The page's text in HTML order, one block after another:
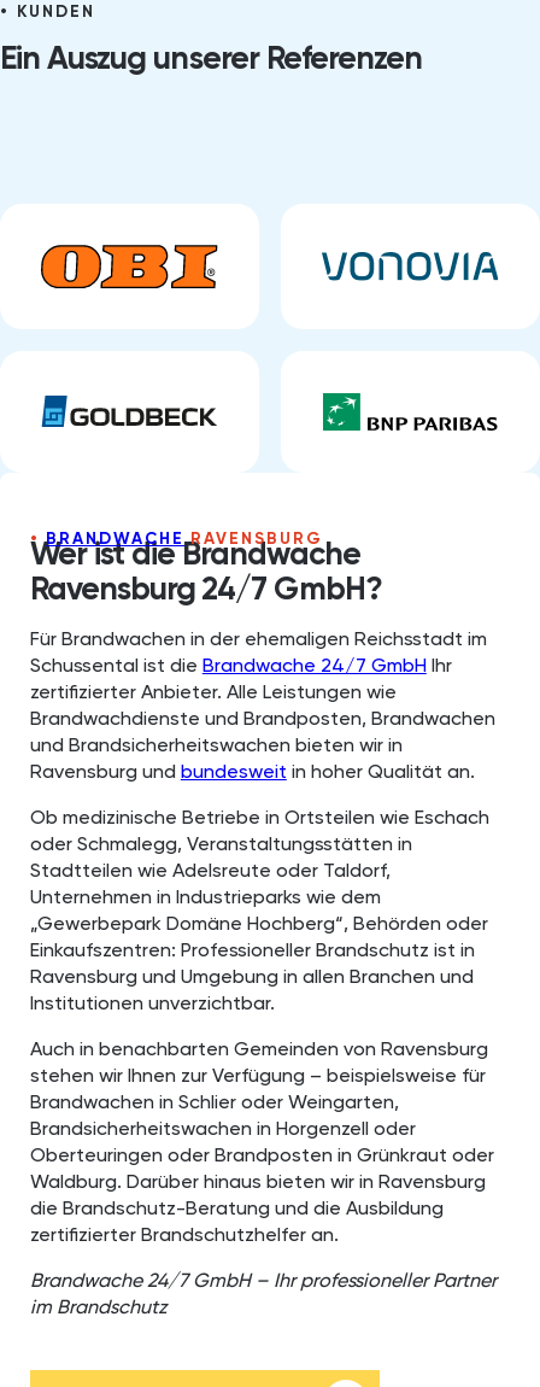
KUNDEN
Ein Auszug unserer Referenzen
BRANDWACHERAVENSBURG⁠
Wer ist die Brandwache
Ravensburg⁠ 24/7 GmbH?
Für Brandwachen in der ehemaligen Reichsstadt im
Schussental ist die Brandwache 24/7 GmbHIhr
zertifizierter Anbieter. Alle Leistungen wie
Brandwachdienste und Brandposten, Brandwachen
und Brandsicherheitswachen bieten wir in
Ravensburg⁠ und bundesweit in hoher Qualität an.
Ob medizinische Betriebe in Ortsteilen wie Eschach
oder Schmalegg, Veranstaltungsstätten in
Stadtteilen wie Adelsreute oder Taldorf,
Unternehmen in Industrieparks wie dem
„Gewerbepark Domäne Hochberg“, Behörden oder
Einkaufszentren: Professioneller Brandschutz ist in
Ravensburg und Umgebung in allen Branchen und
Institutionen unverzichtbar.
Auch in benachbarten Gemeinden von Ravensburg
stehen wir Ihnen zur Verfügung – beispielsweise für
Brandwachen in Schlier oder Weingarten,
Brandsicherheitswachen in Horgenzell oder
Oberteuringen oder Brandposten in Grünkraut oder
Waldburg. Darüber hinaus bieten wir in Ravensburg
die Brandschutz-Beratung und die Ausbildung
zertifizierter Brandschutzhelfer an.
Brandwache 24/7 GmbH – Ihr professioneller Partner
im Brandschutz